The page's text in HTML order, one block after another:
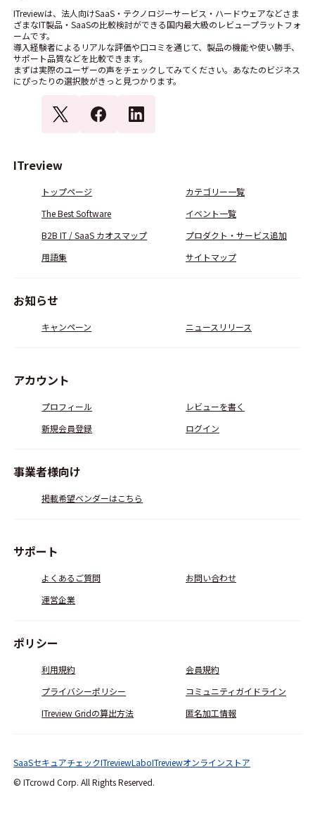
ITreviewは、法人向けSaaS・テクノロジーサービス・ハードウェアなどさま
ざまなIT製品・SaaSの比較検討ができる国内最大級のレビュープラットフォ
ームです。
導入経験者によるリアルな評価や口コミを通じて、製品の機能や使い勝手、
サポート品質などを比較できます。
まずは実際のユーザーの声をチェックしてみてください。あなたのビジネス
にぴったりの選択肢がきっと見つかります。
ITreview
トップページ
カテゴリー一覧
The Best Software
イベント一覧
B2B IT / SaaS カオスマップ
プロダクト・サービス追加
用語集
サイトマップ
お知らせ
キャンペーン ニュースリリース
アカウント
プロフィール
レビューを書く
新規会員登録
ログイン
事業者様向け
掲載希望ベンダーはこちら
サポート
よくあるご質問
お問い合わせ
運営企業
ポリシー
利用規約
会員規約
プライバシーポリシー
コミュニティガイドライン
ITreview Gridの算出方法
匿名加工情報
© ITcrowd Corp. All Rights Reserved.
SaaSセキュアチェックITreviewLaboITreviewオンラインストア